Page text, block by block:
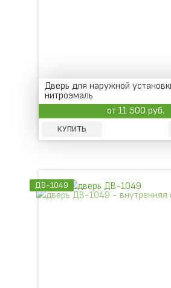
Дверь для наружной
нитроэмаль
от 11 500 руб.
КУПИТЬ
ДВ-1049